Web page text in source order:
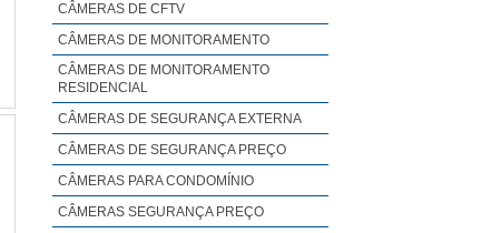
CÂMERAS DE CFTV
CÂMERAS DE MONITORAMENTO
CÂMERAS DE MONITORAMENTO
RESIDENCIAL
CÂMERAS DE SEGURANÇA EXTERNA
CÂMERAS DE SEGURANÇA PREÇO
CÂMERAS PARA CONDOMÍNIO
CÂMERAS SEGURANÇA PREÇO